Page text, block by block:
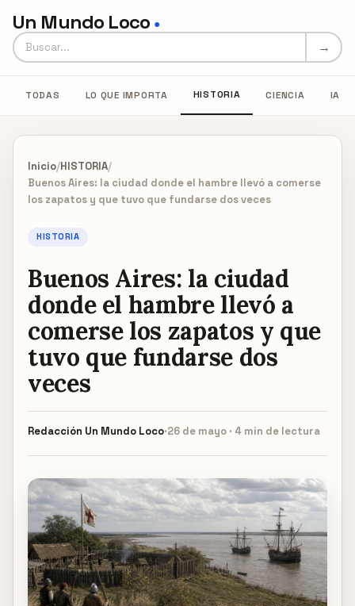
Un Mundo Loco ●
Buscar en Un Mundo Loco →
TODAS LO QUE IMPORTA HISTORIA CIENCIA IA
Inicio/HISTORIA/
Buenos Aires: la ciudad donde el hambre llevó a comerse
los zapatos y que tuvo que fundarse dos veces
HISTORIA
Buenos Aires: la ciudad
donde el hambre llevó a
comerse los zapatos y que
tuvo que fundarse dos
veces
Redacción Un Mundo Loco·26 de mayo · 4 min de lectura